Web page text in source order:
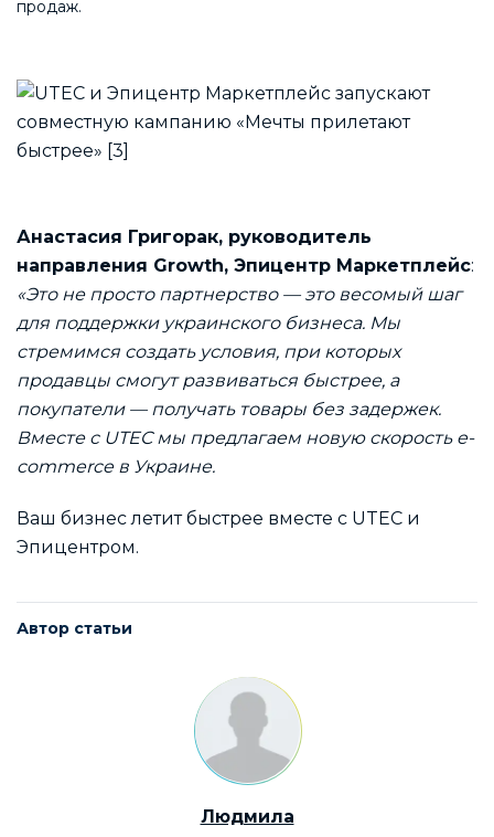
продаж.
Анастасия Григорак, руководитель
направления Growth, Эпицентр Маркетплейс:
«Это не просто партнерство — это весомый шаг
для поддержки украинского бизнеса. Мы
стремимся создать условия, при которых
продавцы смогут развиваться быстрее, а
покупатели — получать товары без задержек.
Вместе с UTEC мы предлагаем новую скорость e-
commerce в Украине.
Ваш бизнес летит быстрее вместе с UTEC и
Эпицентром.
Автор статьи
Людмила